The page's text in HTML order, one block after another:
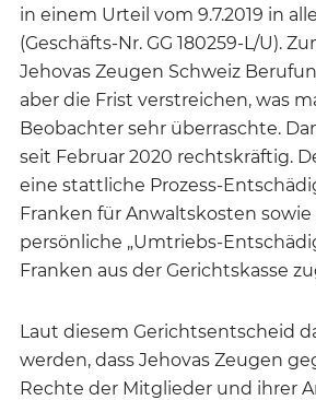
in einem Urteil vom 9.7.2019 in
(Geschäfts-Nr. GG 180259-L/U).
Jehovas Zeugen Schweiz
aber die Frist verstreichen, was
Beobachter sehr überraschte.
seit Februar 2020 rechtskräftig.
eine stattliche Prozess-
Franken für Anwaltskosten sowie
persönliche „Umtriebs-
Franken aus der Gerichtskasse
Laut diesem Gerichtsentscheid
werden, dass Jehovas Zeugen
Rechte der Mitglieder und ihrer